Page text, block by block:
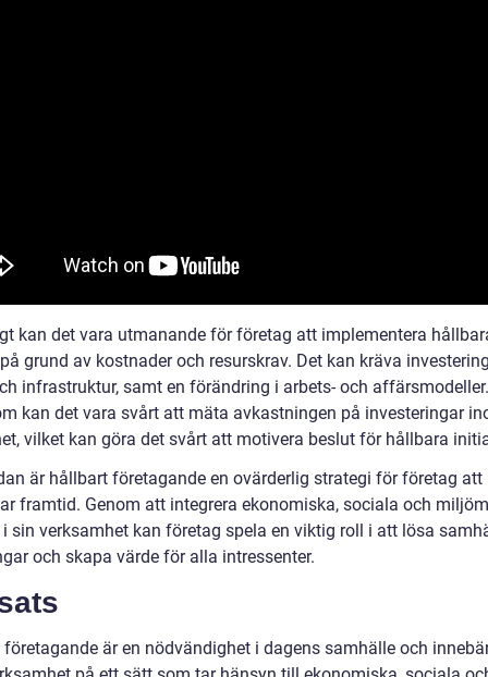
kan det vara utmanande för företag att implementera
grund av kostnader och resurskrav. Det kan kräva
infrastruktur, samt en förändring i arbets- och affärsmodeller.
kan det vara svårt att mäta avkastningen på investeringar
vilket kan göra det svårt att motivera beslut för hållbara
är hållbart företagande en ovärderlig strategi för företag
framtid. Genom att integrera ekonomiska, sociala och
sin verksamhet kan företag spela en viktig roll i att lösa
och skapa värde för alla intressenter.
är en nödvändighet i dagens samhälle och